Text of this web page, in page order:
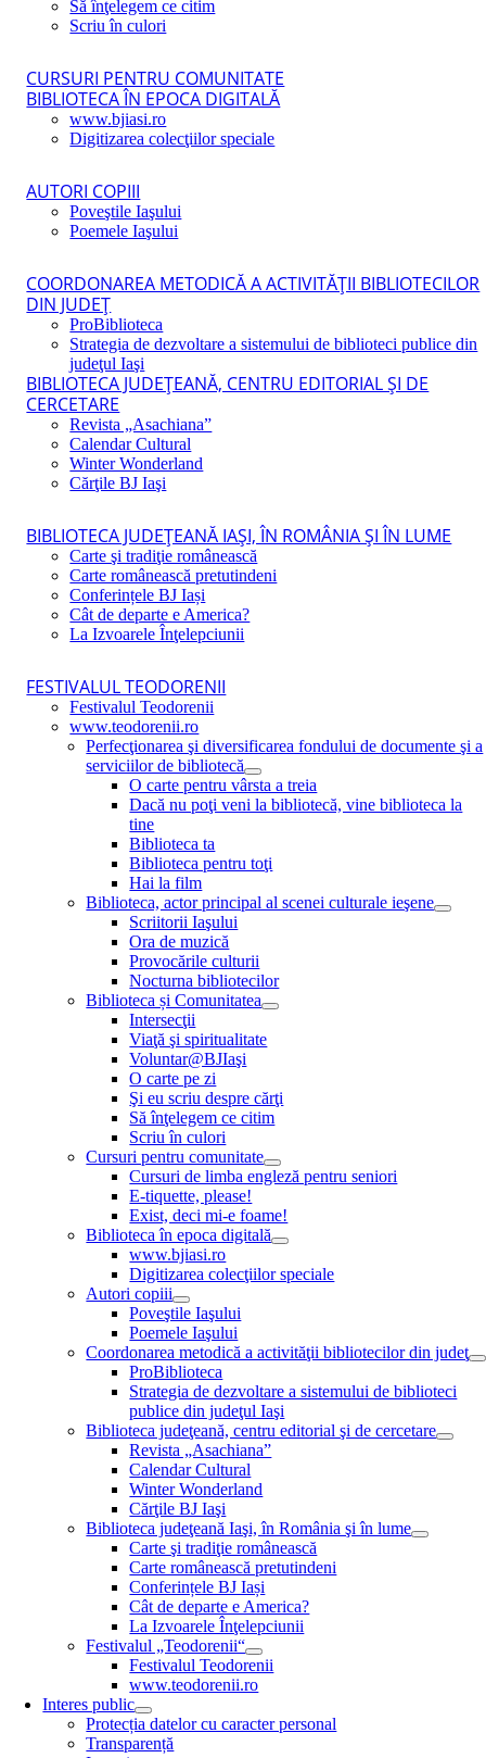
Să înţelegem ce citim
Scriu în culori
CURSURI PENTRU COMUNITATE
BIBLIOTECA ÎN EPOCA DIGITALĂ
www.bjiasi.ro
Digitizarea colecţiilor speciale
AUTORI COPIII
Poveştile Iaşului
Poemele Iaşului
COORDONAREA METODICĂ A ACTIVITĂŢII BIBLIOTECILOR
DIN JUDEŢ
ProBiblioteca
Strategia de dezvoltare a sistemului de biblioteci publice din
judeţul Iaşi
BIBLIOTECA JUDEŢEANĂ, CENTRU EDITORIAL ŞI DE
CERCETARE
Revista „Asachiana”
Calendar Cultural
Winter Wonderland
Cărţile BJ Iaşi
BIBLIOTECA JUDEŢEANĂ IAŞI, ÎN ROMÂNIA ŞI ÎN LUME
Carte şi tradiţie românească
Carte românească pretutindeni
Conferințele BJ Iași
Cât de departe e America?
La Izvoarele Înţelepciunii
FESTIVALUL TEODORENII
Festivalul Teodorenii
www.teodorenii.ro
Perfecţionarea şi diversificarea fondului de documente şi a
serviciilor de bibliotecă
O carte pentru vârsta a treia
Dacă nu poţi veni la bibliotecă, vine biblioteca la
tine
Biblioteca ta
Biblioteca pentru toţi
Hai la film
Biblioteca, actor principal al scenei culturale ieşene
Scriitorii Iaşului
Ora de muzică
Provocările culturii
Nocturna bibliotecilor
Biblioteca și Comunitatea
Intersecţii
Viaţă şi spiritualitate
Voluntar@BJIaşi
O carte pe zi
Şi eu scriu despre cărţi
Să înţelegem ce citim
Scriu în culori
Cursuri pentru comunitate
Cursuri de limba engleză pentru seniori
E-tiquette, please!
Exist, deci mi-e foame!
Biblioteca în epoca digitală
www.bjiasi.ro
Digitizarea colecţiilor speciale
Autori copiii
Poveştile Iaşului
Poemele Iaşului
Coordonarea metodică a activităţii bibliotecilor din judeţ
ProBiblioteca
Strategia de dezvoltare a sistemului de biblioteci
publice din judeţul Iaşi
Biblioteca judeţeană, centru editorial şi de cercetare
Revista „Asachiana”
Calendar Cultural
Winter Wonderland
Cărţile BJ Iaşi
Biblioteca judeţeană Iaşi, în România şi în lume
Carte şi tradiţie românească
Carte românească pretutindeni
Conferințele BJ Iași
Cât de departe e America?
La Izvoarele Înţelepciunii
Festivalul „Teodorenii“
Festivalul Teodorenii
www.teodorenii.ro
Interes public
Protecția datelor cu caracter personal
Transparență